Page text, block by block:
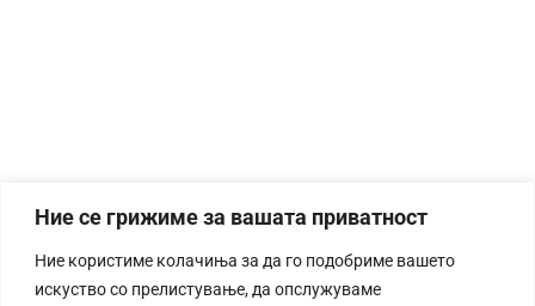
Ние се грижиме за вашата приватност
Ние користиме колачиња за да го подобриме вашето
искуство со прелистување, да опслужуваме